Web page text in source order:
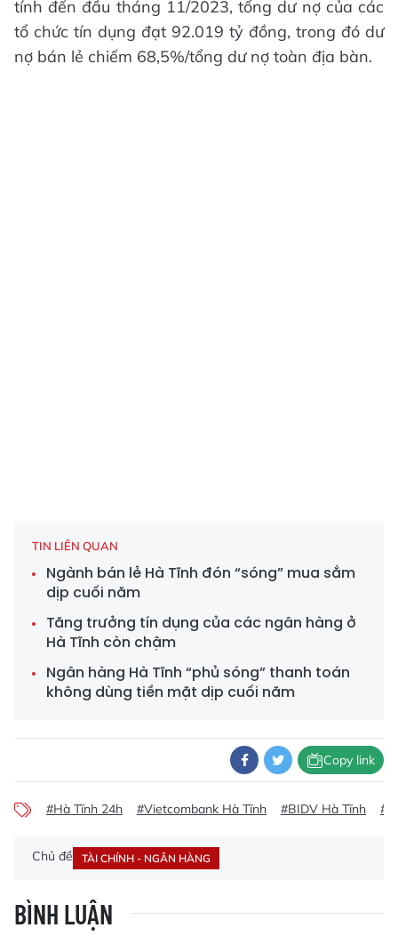
tính đến đầu tháng 11/2023, tổng dư nợ của các
tổ chức tín dụng đạt 92.019 tỷ đồng, trong đó dư
nợ bán lẻ chiếm 68,5%/tổng dư nợ toàn địa bàn.
TIN LIÊN QUAN
Ngành bán lẻ Hà Tĩnh đón “sóng” mua sắm
dịp cuối năm
Tăng trưởng tín dụng của các ngân hàng ở
Hà Tĩnh còn chậm
Ngân hàng Hà Tĩnh “phủ sóng” thanh toán
không dùng tiền mặt dịp cuối năm
Copy link
#Hà Tĩnh 24h #Vietcombank Hà Tĩnh #BIDV Hà Tĩnh
Chủ đề TÀI CHÍNH - NGÂN HÀNG
BÌNH LUẬN